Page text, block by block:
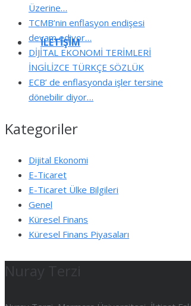
İLETIŞIM
Üzerine…
TCMB’nin enflasyon endişesi
devam ediyor…
DİJİTAL EKONOMİ TERİMLERİ
İNGİLİZCE TÜRKÇE SÖZLÜK
ECB’ de enflasyonda işler tersine
dönebilir diyor…
Kategoriler
Dijital Ekonomi
E-Ticaret
E-Ticaret Ülke Bilgileri
Genel
Küresel Finans
Küresel Finans Piyasaları